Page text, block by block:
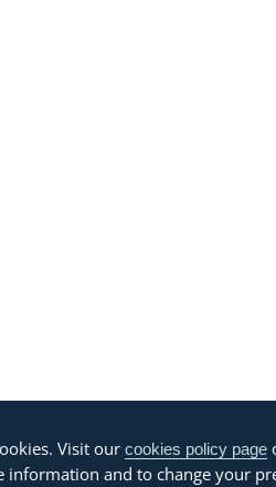
Visit our cookies policy page
and to change your